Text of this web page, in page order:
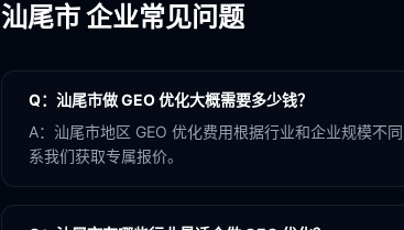
汕尾市企业常见问题
Q： 汕尾市做 GEO 优化大概需要多少钱？
A： 汕尾市地区 GEO 优化费用根据行业和企业规模
系我们获取专属报价。